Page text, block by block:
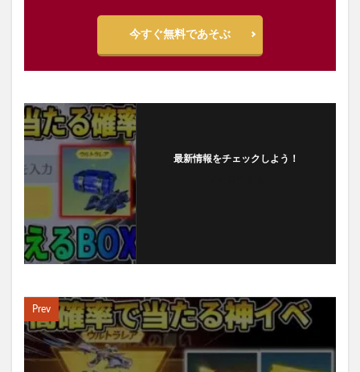
今すぐ無料であそぶ
最新情報をチェックしよう！
Prev